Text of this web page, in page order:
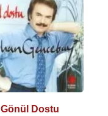
Gönül Dostu